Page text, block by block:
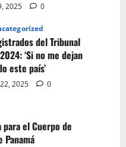
2025 0
del Tribunal
‘Si no me dejan
este país’
2025 0
para el Cuerpo de
Panamá